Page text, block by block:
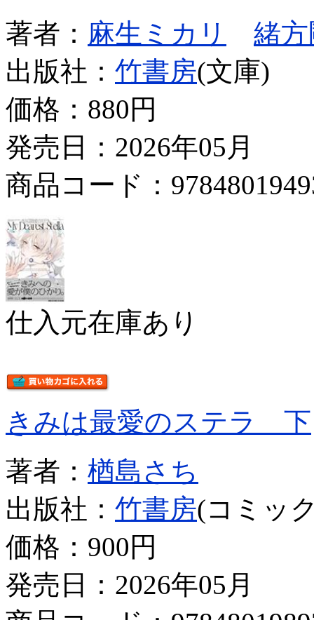
著者： 麻生ミカリ
緒
出版社： 竹書房(文庫)
価格： 880円
発売日：2026年05月
商品コード：
仕入元在庫あり
きみは最愛のステラ 下
著者： 楢島さち
出版社： 竹書房(コミッ
価格： 900円
発売日：2026年05月